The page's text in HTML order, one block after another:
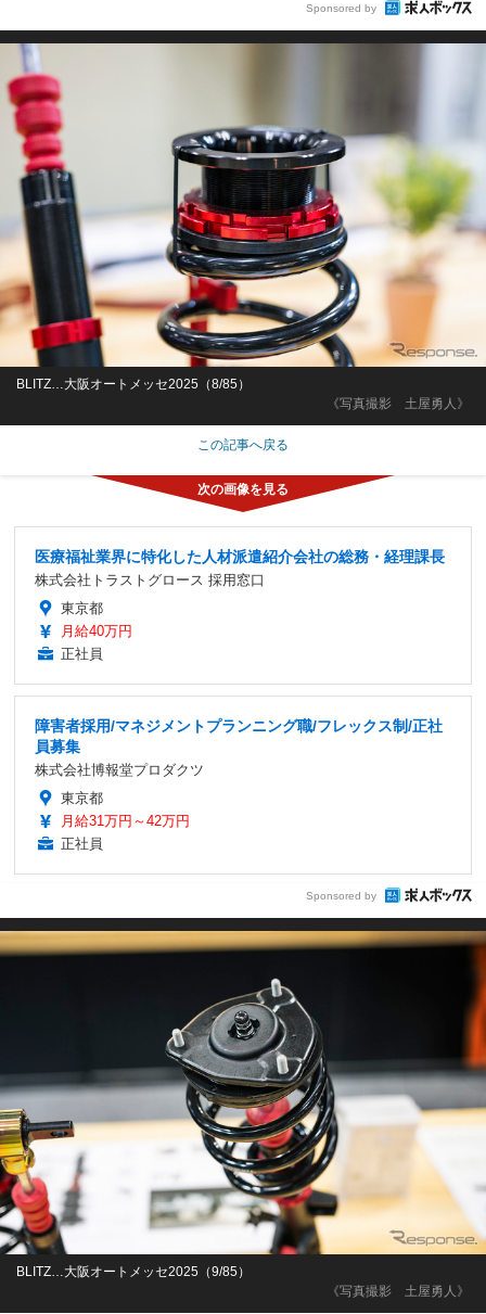
Sponsored by
《写真撮影 土屋勇人》
BLITZ…大阪オートメッセ2025（8/85）
この記事へ戻る
医療福祉業界に特化した人材派遣紹介会社の総務・経理課長
株式会社トラストグロース 採用窓口
東京都
月給40万円
正社員
障害者採用/マネジメントプランニング職/フレックス制/正社
員募集
株式会社博報堂プロダクツ
東京都
月給31万円～42万円
正社員
Sponsored by
《写真撮影 土屋勇人》
BLITZ…大阪オートメッセ2025（9/85）